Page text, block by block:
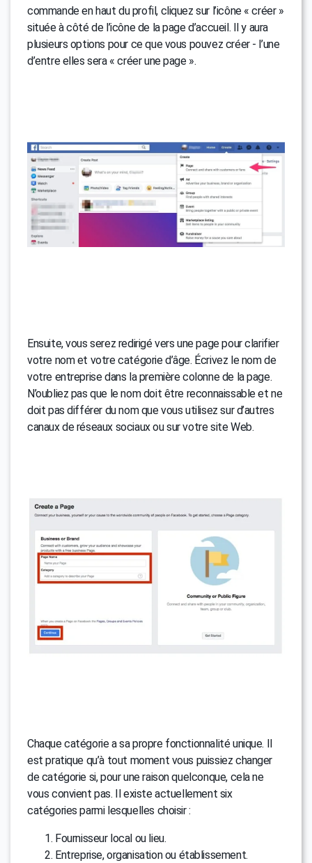
commande en haut du profil, cliquez sur l’icône « créer »
située à côté de l’icône de la page d’accueil. Il y aura
plusieurs options pour ce que vous pouvez créer - l’une
d’entre elles sera « créer une page ».
Ensuite, vous serez redirigé vers une page pour clarifier
votre nom et votre catégorie d’âge. Écrivez le nom de
votre entreprise dans la première colonne de la page.
N’oubliez pas que le nom doit être reconnaissable et ne
doit pas différer du nom que vous utilisez sur d’autres
canaux de réseaux sociaux ou sur votre site Web.
Chaque catégorie a sa propre fonctionnalité unique. Il
est pratique qu’à tout moment vous puissiez changer
de catégorie si, pour une raison quelconque, cela ne
vous convient pas. Il existe actuellement six
catégories parmi lesquelles choisir :
Fournisseur local ou lieu.
Entreprise, organisation ou établissement.